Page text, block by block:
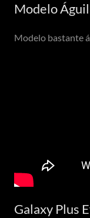
Modelo
Modelo bastante
Galaxy Plus